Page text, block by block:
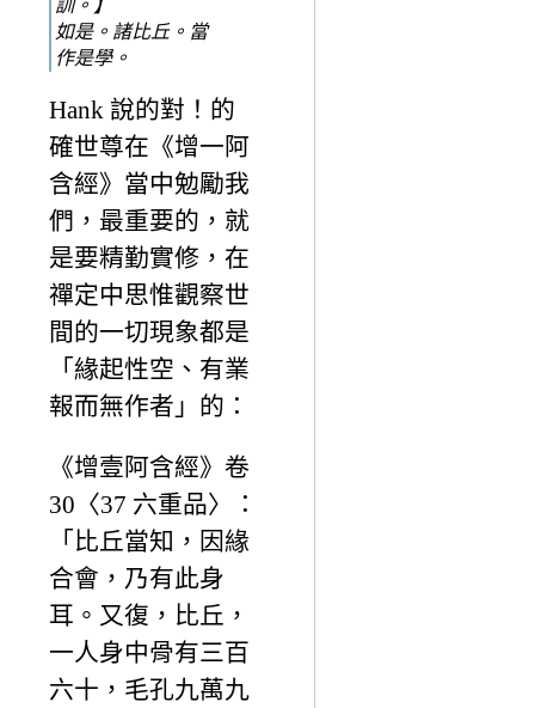
訓。】
如是。諸比丘。當
作是學。
Hank 說的對！的
確世尊在《增一阿
含經》當中勉勵我
們，最重要的，就
是要精勤實修，在
禪定中思惟觀察世
間的一切現象都是
「緣起性空、有業
報而無作者」的：
《增壹阿含經》卷
30〈37 六重品〉：
「比丘當知，因緣
合會，乃有此身
耳。又復，比丘，
一人身中骨有三百
六十，毛孔九萬九